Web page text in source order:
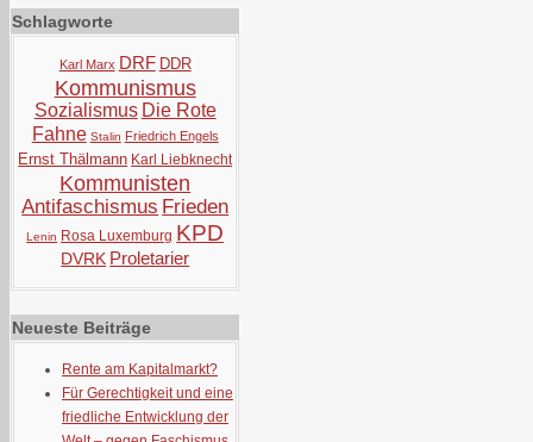
Schlagworte
Karl Marx DRF DDR
Kommunismus
Sozialismus Die Rote
Fahne Stalin Friedrich Engels
Ernst Thälmann Karl Liebknecht
Kommunisten
Antifaschismus Frieden
Lenin Rosa Luxemburg KPD
DVRK Proletarier
Neueste Beiträge
Rente am Kapitalmarkt?
Für Gerechtigkeit und eine
friedliche Entwicklung der